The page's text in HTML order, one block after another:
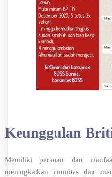
Keunggulan
Memiliki peranan dan
meningkatkan imunitas dan